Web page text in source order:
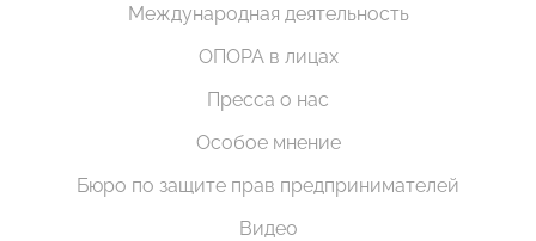
Международная деятельность
ОПОРА в лицах
Пресса о нас
Особое мнение
Бюро по защите прав предпринимателей
Видео